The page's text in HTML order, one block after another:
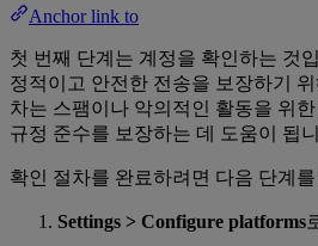
Anchor link to
첫 번째 단계는 계정을 확인하는 것
정적이고 안전한 전송을 보장하기
차는 스팸이나 악의적인 활동을 위
규정 준수를 보장하는 데 도움이 됩
확인 절차를 완료하려면 다음 단계
Settings > Configure platforms